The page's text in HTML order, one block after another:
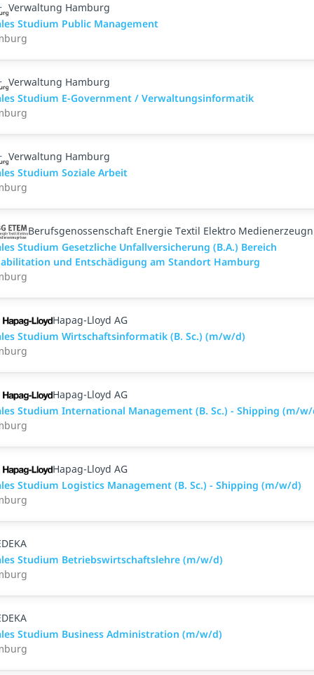
Verwaltung Hamburg
Studium Public Management
Verwaltung Hamburg
Studium E-Government / Verwaltungsinformatik
Verwaltung Hamburg
Studium Soziale Arbeit
Berufsgenossenschaft Energie Textil Elektro
Studium Gesetzliche Unfallversicherung (B.A.) Bereich
und Entschädigung am Standort Hamburg
Hapag-Lloyd AG
Studium Wirtschaftsinformatik (B. Sc.) (m/w/d)
Hapag-Lloyd AG
Studium International Management (B. Sc.) - Shipping (m/
Hapag-Lloyd AG
Studium Logistics Management (B. Sc.) - Shipping (m/w/d)
Studium Betriebswirtschaftslehre (m/w/d)
Studium Business Administration (m/w/d)